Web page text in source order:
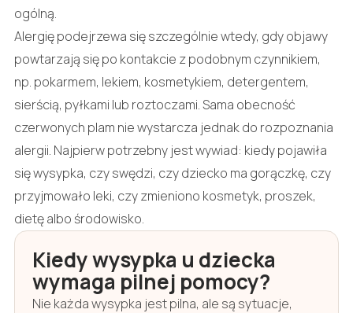
ogólną.
Alergię podejrzewa się szczególnie wtedy, gdy objawy
powtarzają się po kontakcie z podobnym czynnikiem,
np. pokarmem, lekiem, kosmetykiem, detergentem,
sierścią, pyłkami lub roztoczami. Sama obecność
czerwonych plam nie wystarcza jednak do rozpoznania
alergii. Najpierw potrzebny jest wywiad: kiedy pojawiła
się wysypka, czy swędzi, czy dziecko ma gorączkę, czy
przyjmowało leki, czy zmieniono kosmetyk, proszek,
dietę albo środowisko.
Kiedy wysypka u dziecka
wymaga pilnej pomocy?
Nie każda wysypka jest pilna, ale są sytuacje,